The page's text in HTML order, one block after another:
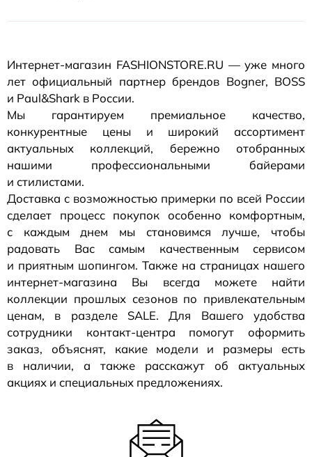
Интернет-магазин FASHIONSTORE.RU — уже много
лет официальный партнер брендов Bogner, BOSS
и Paul&Shark в России.
Мы гарантируем премиальное качество,
конкурентные цены и широкий ассортимент
актуальных коллекций, бережно отобранных
нашими профессиональными байерами
и стилистами.
Доставка с возможностью примерки по всей России
сделает процесс покупок особенно комфортным,
с каждым днем мы становимся лучше, чтобы
радовать Вас самым качественным сервисом
и приятным шопингом. Также на страницах нашего
интернет-магазина Вы всегда можете найти
коллекции прошлых сезонов по привлекательным
ценам, в разделе SALE. Для Вашего удобства
сотрудники контакт-центра помогут оформить
заказ, объяснят, какие модели и размеры есть
в наличии, а также расскажут об актуальных
акциях и специальных предложениях.